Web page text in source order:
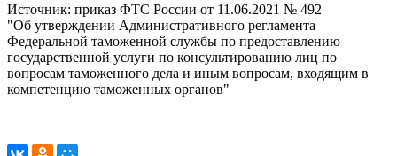
Источник: приказ ФТС России от 11.06.2021 № 492
"Об утверждении Административного регламента
Федеральной таможенной службы по предоставлению
государственной услуги по консультированию лиц по
вопросам таможенного дела и иным вопросам, входящим в
компетенцию таможенных органов"